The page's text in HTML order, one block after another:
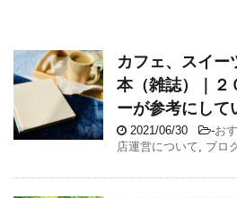
カフェ、スイー
本（雑誌）｜２
ーが参考にして
2021/06/30 -お
店運営について, ブロ